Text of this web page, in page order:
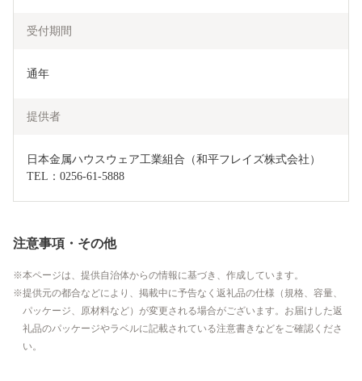
受付期間
通年
提供者
日本金属ハウスウェア工業組合（和平フレイズ株式会社）
TEL：0256-61-5888
注意事項・その他
本ページは、提供自治体からの情報に基づき、作成しています。
提供元の都合などにより、掲載中に予告なく返礼品の仕様（規格、容量、
パッケージ、原材料など）が変更される場合がございます。お届けした返
礼品のパッケージやラベルに記載されている注意書きなどをご確認くださ
い。